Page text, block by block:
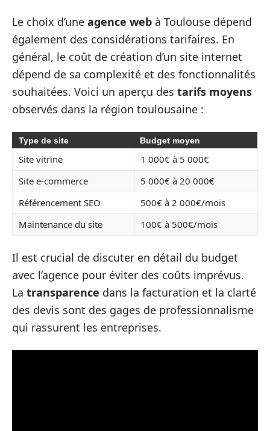
Le choix d’une agence web à Toulouse dépend
également des considérations tarifaires. En
général, le coût de création d’un site internet
dépend de sa complexité et des fonctionnalités
souhaitées. Voici un aperçu des tarifs moyens
observés dans la région toulousaine :
Type de site Budget moyen
Site vitrine
1 000€ à 5 000€
Site e-commerce
5 000€ à 20 000€
Référencement SEO
500€ à 2 000€/mois
Maintenance du site
100€ à 500€/mois
Il est crucial de discuter en détail du budget
avec l’agence pour éviter des coûts imprévus.
La transparence dans la facturation et la clarté
des devis sont des gages de professionnalisme
qui rassurent les entreprises.